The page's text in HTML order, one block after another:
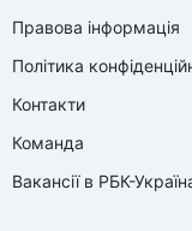
Правова інформація
Політика
Контакти
Команда
Вакансії в РБК-